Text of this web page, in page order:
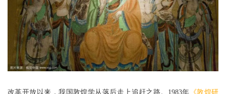
改革开放以来，我国敦煌学从落后走上追赶之路。1983年 《敦煌研